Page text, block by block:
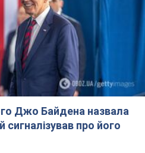
Джо Байдена назвала
про його